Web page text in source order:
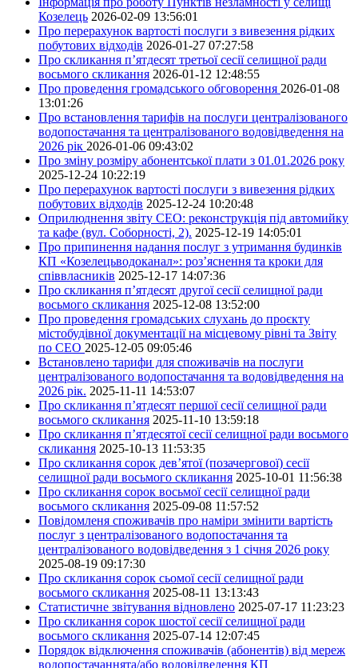
Козелець 2026-02-09 13:56:01
Про перерахунок вартості послуги з вивезення рідких
побутових відходів 2026-01-27 07:27:58
Про скликання п’ятдесят третьої сесії селищної ради
восьмого скликання 2026-01-12 12:48:55
Про проведення громадського обговорення 2026-01-08
13:01:26
Про встановлення тарифів на послуги централізованого
водопостачання та централізованого водовідведення на
2026 рік 2026-01-06 09:43:02
Про зміну розміру абонентської плати з 01.01.2026 року
2025-12-24 10:22:19
Про перерахунок вартості послуги з вивезення рідких
побутових відходів 2025-12-24 10:20:48
Оприлюднення звіту СЕО: реконструкція під автомийку
та кафе (вул. Соборності, 2). 2025-12-19 14:05:01
Про припинення надання послуг з утримання будинків
КП «Козелецьводоканал»: роз’яснення та кроки для
співвласників 2025-12-17 14:07:36
Про скликання п’ятдесят другої сесії селищної ради
восьмого скликання 2025-12-08 13:52:00
Про проведення громадських слухань до проєкту
містобудівної документації на місцевому рівні та Звіту
по СЕО 2025-12-05 09:05:46
Встановлено тарифи для споживачів на послуги
централізованого водопостачання та водовідведення на
2026 рік. 2025-11-11 14:53:07
Про скликання п’ятдесят першої сесії селищної ради
восьмого скликання 2025-11-10 13:59:18
Про скликання п’ятдесятої сесії селищної ради восьмого
скликання 2025-10-13 11:53:35
Про скликання сорок дев’ятої (позачергової) сесії
селищної ради восьмого скликання 2025-10-01 11:56:38
Про скликання сорок восьмої сесії селищної ради
восьмого скликання 2025-09-08 11:57:52
Повідомленя споживачів про наміри змінити вартість
послуг з централізованого водопостачання та
централізованого водовідведення з 1 січня 2026 року
2025-08-19 09:17:30
Про скликання сорок сьомої сесії селищної ради
восьмого скликання 2025-08-11 13:13:43
Статистичне звітування відновлено 2025-07-17 11:23:23
Про скликання сорок шостої сесії селищної ради
восьмого скликання 2025-07-14 12:07:45
Порядок відключення споживачів (абонентів) від мереж
водопостачаннята/або водовідведення КП